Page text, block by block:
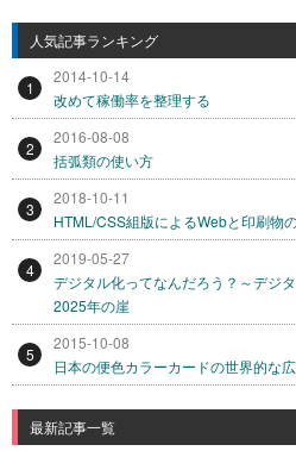
人気記事ランキング
1
2014-10-14
改めて稼働率を整理する
2
2016-08-08
括弧類の使い方
3
2018-10-11
HTML/CSS組版によるWebと印刷物
4
2019-05-27
デジタル化ってなんだろう？～デジ
2025年の崖
5
2015-10-08
日本の便色カラーカードの世界的な
最新記事一覧